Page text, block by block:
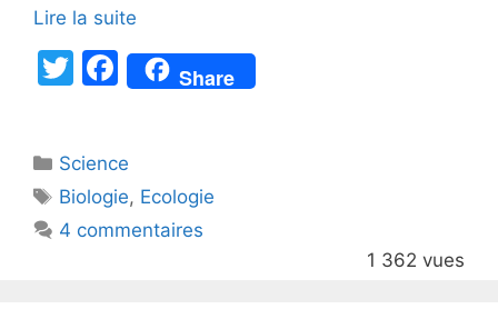
Lire la suite
T
er
F
a
e
b
o
Share
Catégories
Science
Étiquettes
Biologie, Ecologie
4 commentaires
1 362 vues